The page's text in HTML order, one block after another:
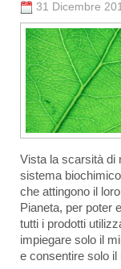
31 Dicembre
Vista la scarsità di
sistema
che attingono il
Pianeta, per poter
tutti i prodotti
impiegare solo il
e consentire solo